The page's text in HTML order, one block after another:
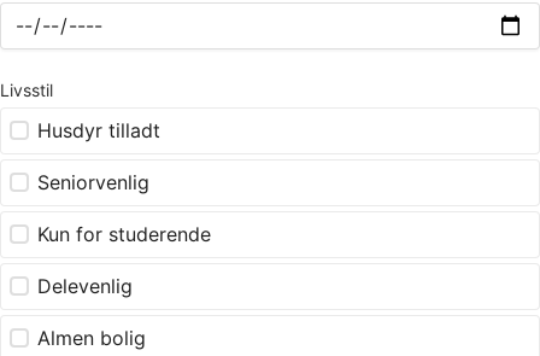
Livsstil
Husdyr tilladt
Seniorvenlig
Kun for studerende
Delevenlig
Almen bolig